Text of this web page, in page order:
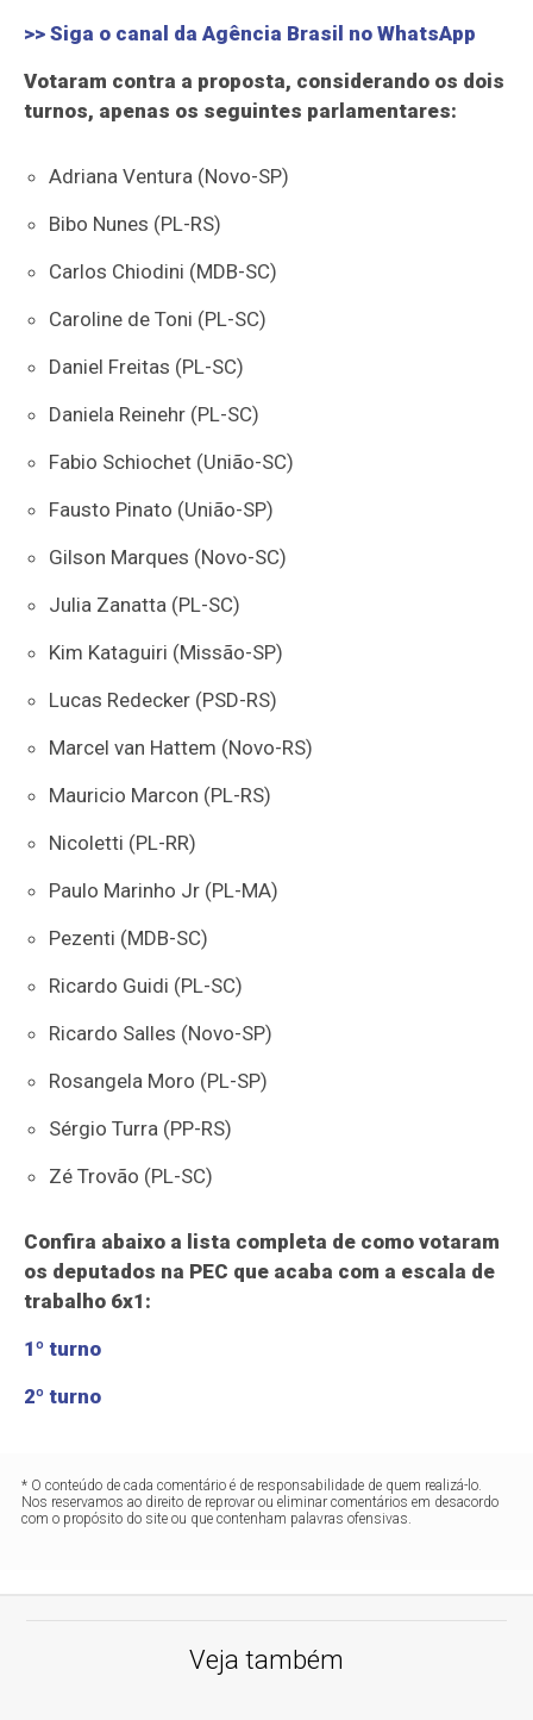
>> Siga o canal daAgência Brasil no WhatsApp
Votaram contra a proposta, considerando os dois
turnos, apenas os seguintes parlamentares:
Adriana Ventura (Novo-SP)
Bibo Nunes (PL-RS)
Carlos Chiodini (MDB-SC)
Caroline de Toni (PL-SC)
Daniel Freitas (PL-SC)
Daniela Reinehr (PL-SC)
Fabio Schiochet (União-SC)
Fausto Pinato (União-SP)
Gilson Marques (Novo-SC)
Julia Zanatta (PL-SC)
Kim Kataguiri (Missão-SP)
Lucas Redecker (PSD-RS)
Marcel van Hattem (Novo-RS)
Mauricio Marcon (PL-RS)
Nicoletti (PL-RR)
Paulo Marinho Jr (PL-MA)
Pezenti (MDB-SC)
Ricardo Guidi (PL-SC)
Ricardo Salles (Novo-SP)
Rosangela Moro (PL-SP)
Sérgio Turra (PP-RS)
Zé Trovão (PL-SC)
Confira abaixo a lista completa de como votaram
os deputados na PEC que acaba com a escala de
trabalho 6x1:
1º turno
2º turno
* O conteúdo de cada comentário é de responsabilidade de quem realizá-lo.
Nos reservamos ao direito de reprovar ou eliminar comentários em desacordo
com o propósito do site ou que contenham palavras ofensivas.
Veja também